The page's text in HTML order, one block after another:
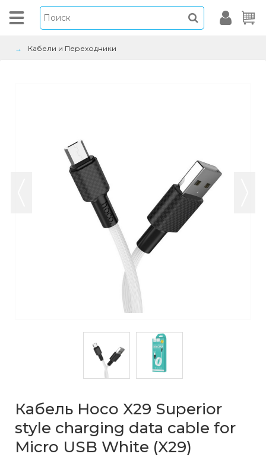
Кабели и Переходники
Кабель Hoco X29 Superior
style charging data cable for
Micro USB White (X29)